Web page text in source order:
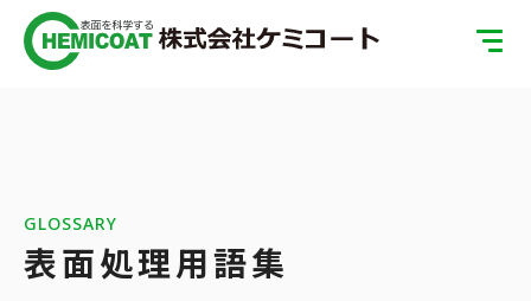
ISOへの取り組み
GLOSSARY
表面処理用語集